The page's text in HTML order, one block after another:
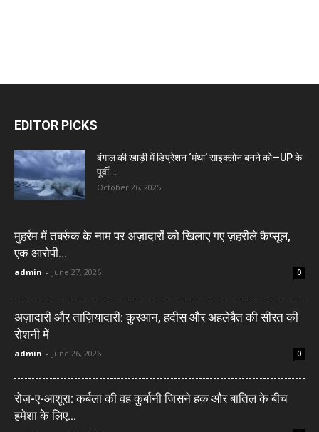
EDITOR PICKS
बंगाल की खाड़ी में डिप्रेशन ‘मंथा’ साइक्लोन बनने को—UP के
पूर्वी...
October 26, 2025
मुहर्रम में तबर्रुक के नाम पर अज़ादारों को खिलाए गए ज़हरीले कैप्सूल,
एक आरोपी...
admin - June 27, 2026 0
अज़ादारी और ताज़ियादारी: क़ुरआन, हदीस और अहलेबैत की सीरत की
रोशनी में
admin - June 26, 2026 0
रोज़-ए-आशूरा: कर्बला की वह कुर्बानी जिसने हक़ और बातिल के बीच
हमेशा के लिए...